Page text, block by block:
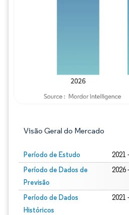
Visão Geral do Mercado
Período de Estudo 2021
Período de Dados de
Previsão
2026
Período de Dados
Históricos
2021